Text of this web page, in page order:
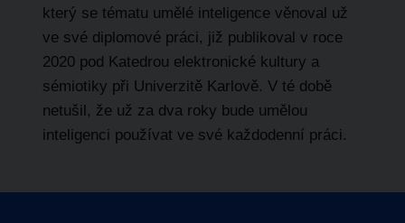
který se tématu umělé inteligence věnoval už
ve své diplomové práci, již publikoval v roce
2020 pod Katedrou elektronické kultury a
sémiotiky při Univerzitě Karlově. V té době
netušil, že už za dva roky bude umělou
inteligenci používat ve své každodenní práci.